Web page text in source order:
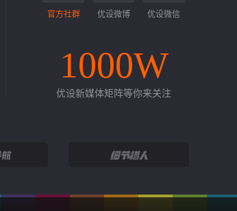
官方社群 优设微博 优设微信
1000W
优设新媒体矩阵等你来关注